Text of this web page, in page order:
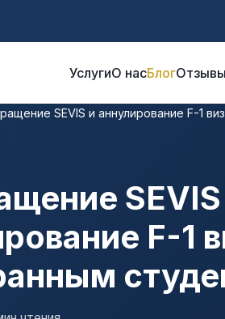
УслугиО насБлогОтзывы
SEVIS и аннулирование F-1
SEVIS
F-1